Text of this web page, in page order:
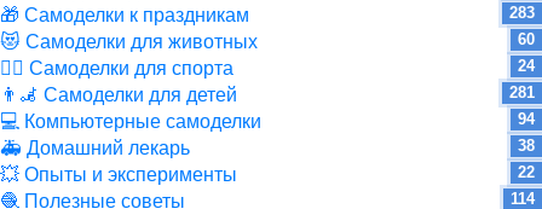
🎁 Самоделки к праздникам 283
😻 Самоделки для животных 60
🏋️‍♀️ Самоделки для спорта 24
👨‍🦼 Самоделки для детей 281
💻 Компьютерные самоделки 94
🚑 Домашний лекарь 38
💥 Опыты и эксперименты 22
🧶 Полезные советы 114